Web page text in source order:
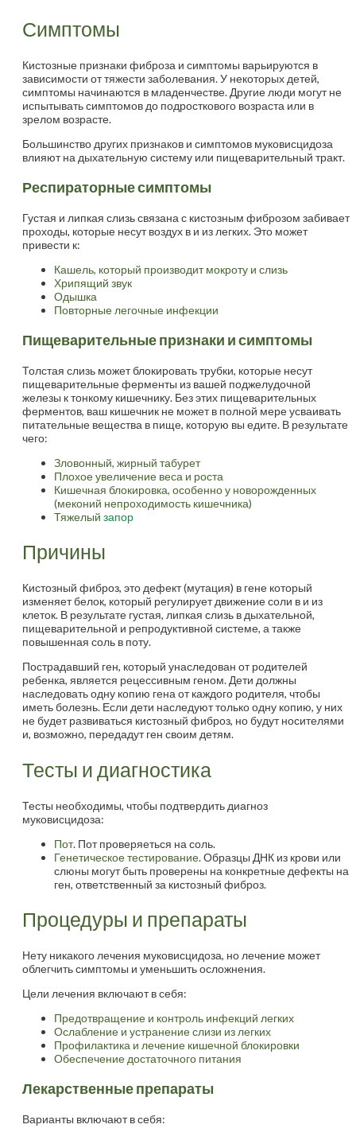
Симптомы
Кистозные признаки фиброза и симптомы варьируются в
зависимости от тяжести заболевания. У некоторых детей,
симптомы начинаются в младенчестве. Другие люди могут не
испытывать симптомов до подросткового возраста или в
зрелом возрасте.
Большинство других признаков и симптомов муковисцидоза
влияют на дыхательную систему или пищеварительный тракт.
Респираторные симптомы
Густая и липкая слизь связана с кистозным фиброзом забивает
проходы, которые несут воздух в и из легких. Это может
привести к:
Кашель, который производит мокроту и слизь
Хрипящий звук
Одышка
Повторные легочные инфекции
Пищеварительные признаки и симптомы
Толстая слизь может блокировать трубки, которые несут
пищеварительные ферменты из вашей поджелудочной
железы к тонкому кишечнику. Без этих пищеварительных
ферментов, ваш кишечник не может в полной мере усваивать
питательные вещества в пище, которую вы едите. В результате
чего:
Зловонный, жирный табурет
Плохое увеличение веса и роста
Кишечная блокировка, особенно у новорожденных
(меконий непроходимость кишечника)
Тяжелый запор
Причины
Кистозный фиброз, это дефект (мутация) в гене который
изменяет белок, который регулирует движение соли в и из
клеток. В результате густая, липкая слизь в дыхательной,
пищеварительной и репродуктивной системе, а также
повышенная соль в поту.
Пострадавший ген, который унаследован от родителей
ребенка, является рецессивным геном. Дети должны
наследовать одну копию гена от каждого родителя, чтобы
иметь болезнь. Если дети наследуют только одну копию, у них
не будет развиваться кистозный фиброз, но будут носителями
и, возможно, передадут ген своим детям.
Тесты и диагностика
Тесты необходимы, чтобы подтвердить диагноз
муковисцидоза:
Пот. Пот проверяеться на соль.
Генетическое тестирование. Образцы ДНК из крови или
слюны могут быть проверены на конкретные дефекты на
ген, ответственный за кистозный фиброз.
Процедуры и препараты
Нету никакого лечения муковисцидоза, но лечение может
облегчить симптомы и уменьшить осложнения.
Цели лечения включают в себя:
Предотвращение и контроль инфекций легких
Ослабление и устранение слизи из легких
Профилактика и лечение кишечной блокировки
Обеспечение достаточного питания
Лекарственные препараты
Варианты включают в себя: